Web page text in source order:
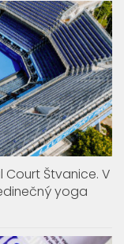
Court Štvanice. V
yoga